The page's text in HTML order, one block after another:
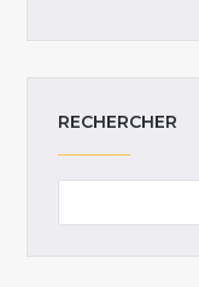
RECHERCHER